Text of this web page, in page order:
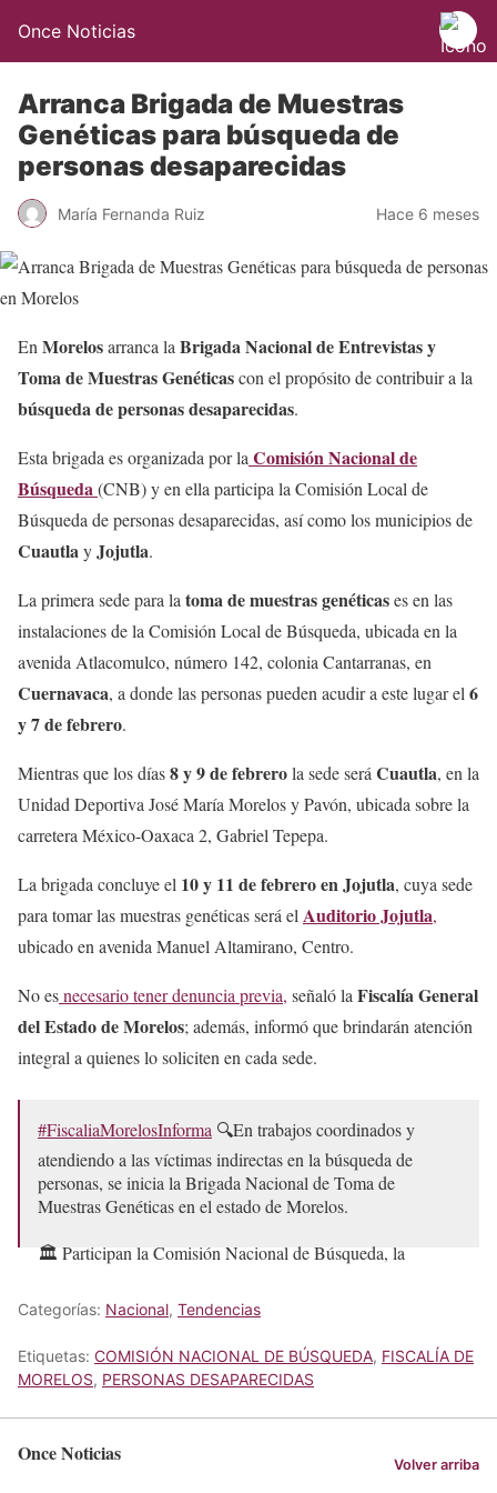
Once Noticias
Arranca Brigada de Muestras
Genéticas para búsqueda de
personas desaparecidas
María Fernanda Ruiz Hace 6 meses
En Morelosarranca la Brigada Nacional de Entrevistas y
Toma de Muestras Genéticascon el propósito de contribuir a la
búsqueda de personas desaparecidas.
Esta brigada es organizada por la Comisión Nacional de
Búsqueda(CNB) y en ella participa la Comisión Local de
Búsqueda de personas desaparecidas, así como los municipios de
CuautlayJojutla.
La primera sede para la toma de muestras genéticases en las
instalaciones de la Comisión Local de Búsqueda, ubicada en la
avenida Atlacomulco, número 142, colonia Cantarranas, en
Cuernavaca, a donde las personas pueden acudir a este lugar el 6
y 7 de febrero.
Mientras que los días8 y 9 de febrerola sede será Cuautla, en la
Unidad Deportiva José María Morelos y Pavón, ubicada sobre la
carretera México-Oaxaca 2, Gabriel Tepepa.
La brigada concluye el 10 y 11 de febreroen Jojutla, cuya sede
para tomar las muestras genéticas será el Auditorio Jojutla,
ubicado en avenida Manuel Altamirano, Centro.
No esnecesario tener denuncia previa, señaló la Fiscalía General
del Estado de Morelos; además, informó que brindarán atención
integral a quienes lo soliciten en cada sede.
#FiscaliaMorelosInforma 🔍En trabajos coordinados y
atendiendo a las víctimas indirectas en la búsqueda de
personas, se inicia la Brigada Nacional de Toma de
Muestras Genéticas en el estado de Morelos.
🏛️ Participan la Comisión Nacional de Búsqueda, la
— FISCALIA MORELOS (@Fiscalia_Mor)
2026
Categorías: Nacional, Tendencias
Etiquetas: COMISIÓN NACIONAL DE BÚSQUEDA, FISCALÍA DE
MORELOS, PERSONAS DESAPARECIDAS
Once Noticias Volver arriba